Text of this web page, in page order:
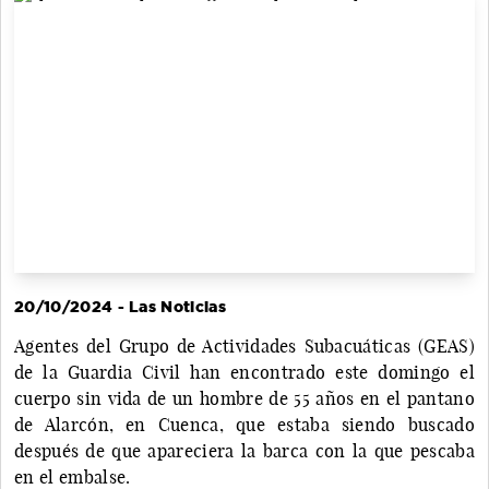
20/10/2024 - Las Noticias
Agentes del Grupo de Actividades Subacuáticas (GEAS)
de la Guardia Civil han encontrado este domingo el
cuerpo sin vida de un hombre de 55 años en el pantano
de Alarcón, en Cuenca, que estaba siendo buscado
después de que apareciera la barca con la que pescaba
en el embalse.